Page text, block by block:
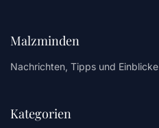
Malzminden
Nachrichten, Tipps und Einblicke
Kategorien